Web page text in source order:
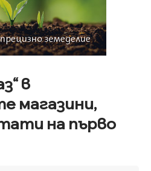
в
магазини,
на първо